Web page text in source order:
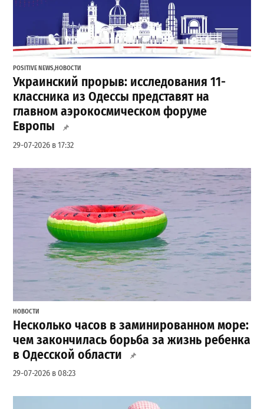
POSITIVE NEWS,НОВОСТИ
Украинский прорыв: исследования 11-
классника из Одессы представят на
главном аэрокосмическом форуме
Европы
29-07-2026 в 17:32
НОВОСТИ
Несколько часов в заминированном море:
чем закончилась борьба за жизнь ребенка
в Одесской области
29-07-2026 в 08:23